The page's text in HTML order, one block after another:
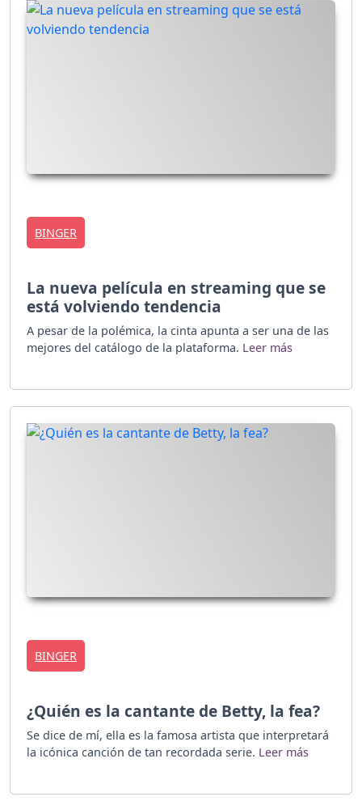
BINGER
La nueva película en streaming que se
está volviendo tendencia
A pesar de la polémica, la cinta apunta a ser una de las
mejores del catálogo de la plataforma.
BINGER
¿Quién es la cantante de Betty, la fea?
Se dice de mí, ella es la famosa artista que interpretará
la icónica canción de tan recordada serie.